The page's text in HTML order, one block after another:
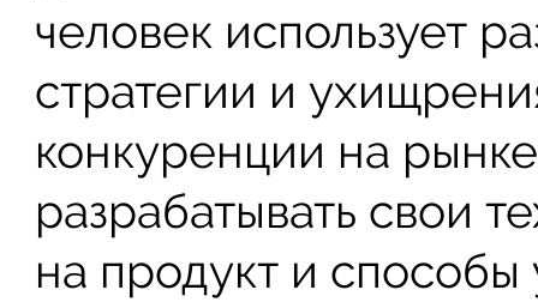
человек использует
стратегии и
конкуренции на
разрабатывать свои
на продукт и